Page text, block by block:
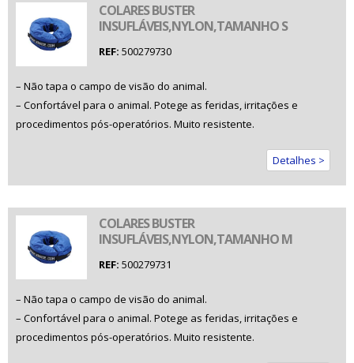
COLARES BUSTER
INSUFLÁVEIS,NYLON,TAMANHO S
REF: 500279730
– Não tapa o campo de visão do animal.
– Confortável para o animal. Potege as feridas, irritações e
procedimentos pós-operatórios. Muito resistente.
Detalhes >
COLARES BUSTER
INSUFLÁVEIS,NYLON,TAMANHO M
REF: 500279731
– Não tapa o campo de visão do animal.
– Confortável para o animal. Potege as feridas, irritações e
procedimentos pós-operatórios. Muito resistente.